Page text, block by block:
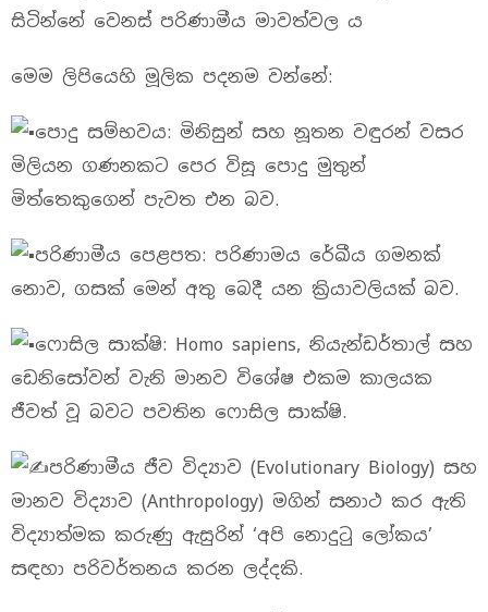
සිටින්නේ වෙනස් පරිණාමීය මාවත්වල ය
මෙම ලිපියෙහි මූලික පදනම වන්නේ:
පොදු සම්භවය: මිනිසුන් සහ නූතන වඳුරන් වසර
මිලියන ගණනකට පෙර විසූ පොදු මුතුන්
මිත්තෙකුගෙන් පැවත එන බව.
පරිණාමීය පෙළපත: පරිණාමය රේඛීය ගමනක්
නොව, ගසක් මෙන් අතු බෙදී යන ක්‍රියාවලියක් බව.
ෆොසිල සාක්ෂි: Homo sapiens, නියැන්ඩර්තාල් සහ
ඩෙනිසෝවන් වැනි මානව විශේෂ එකම කාලයක
ජීවත් වූ බවට පවතින ෆොසිල සාක්ෂි.
පරිණාමීය ජීව විද්‍යාව (Evolutionary Biology) සහ
මානව විද්‍යාව (Anthropology) මගින් සනාථ කර ඇති
විද්‍යාත්මක කරුණු ඇසුරින් ‘අපි නොදුටු ලෝකය’
සඳහා පරිවර්තනය කරන ලද්දකි.